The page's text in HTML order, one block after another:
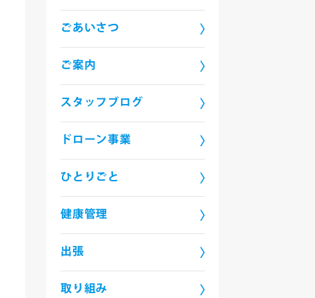
ごあいさつ
ご案内
スタッフブログ
ドローン事業
ひとりごと
健康管理
出張
取り組み